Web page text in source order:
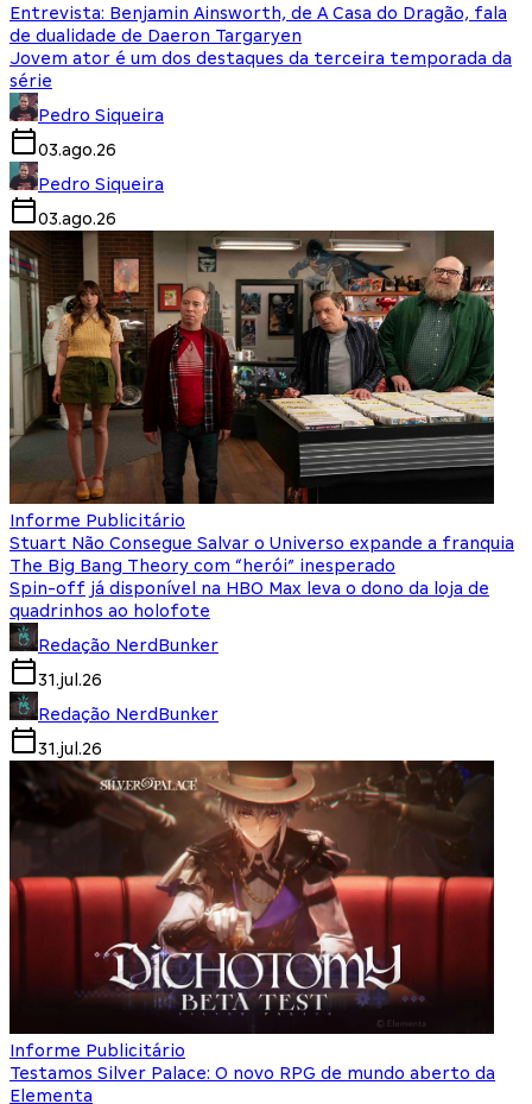
Entrevista: Benjamin Ainsworth, de A Casa do Dragão, fala
de dualidade de Daeron Targaryen
Jovem ator é um dos destaques da terceira temporada da
série
Pedro Siqueira
03.ago.26
Pedro Siqueira
03.ago.26
Informe Publicitário
Stuart Não Consegue Salvar o Universo expande a franquia
The Big Bang Theory com “herói” inesperado
Spin-off já disponível na HBO Max leva o dono da loja de
quadrinhos ao holofote
Redação NerdBunker
31.jul.26
Redação NerdBunker
31.jul.26
Informe Publicitário
Testamos Silver Palace: O novo RPG de mundo aberto da
Elementa